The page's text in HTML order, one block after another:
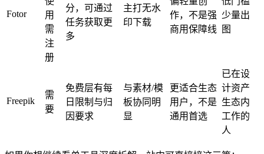
Fotor
用
需
注
册
分，可通过
任务获取更
多
主打无水
印下载
作，不是强
商用保障线
少量出
图
Freepik
需
要
免费层有每
日限制与归
因要求
与素材/模
板协同明
显
更适合生态
用户，不是
通用首选
已在设
计资产
生态内
工作的
人